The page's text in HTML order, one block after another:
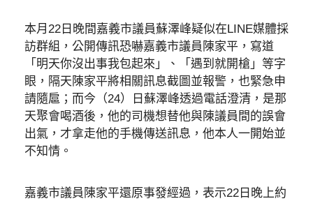
本月22日晚間嘉義市議員蘇澤峰疑似在LINE媒體採
訪群組，公開傳訊恐嚇嘉義市議員陳家平，寫道
「明天你沒出事我包起來」、「遇到就開槍」等字
眼，隔天陳家平將相關訊息截圖並報警，也緊急申
請隨扈；而今（24）日蘇澤峰透過電話澄清，是那
天聚會喝酒後，他的司機想替他與陳議員間的誤會
出氣，才拿走他的手機傳送訊息，他本人一開始並
不知情。
嘉義市議員陳家平還原事發經過，表示22日晚上約